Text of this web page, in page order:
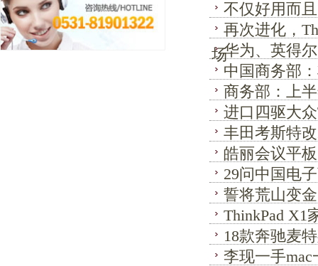
不仅好用而
再次进化，
场华为、英得
中国商务部
商务部：上
进口四驱大
丰田考斯特
皓丽会议平
29问中国电
誓将荒山变
ThinkPad X1
18款奔驰麦
李现一手